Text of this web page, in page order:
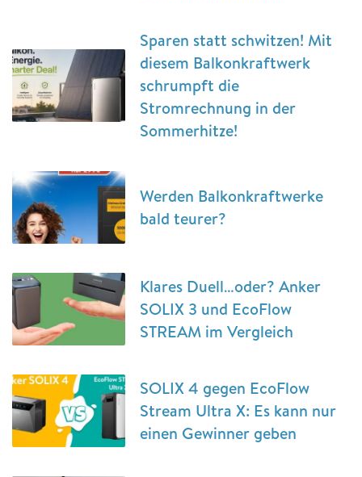
Sparen statt schwitzen! Mit
diesem Balkonkraftwerk
schrumpft die
Stromrechnung in der
Sommerhitze!
Werden Balkonkraftwerke
bald teurer?
Klares Duell…oder? Anker
SOLIX 3 und EcoFlow
STREAM im Vergleich
SOLIX 4 gegen EcoFlow
Stream Ultra X: Es kann nur
einen Gewinner geben